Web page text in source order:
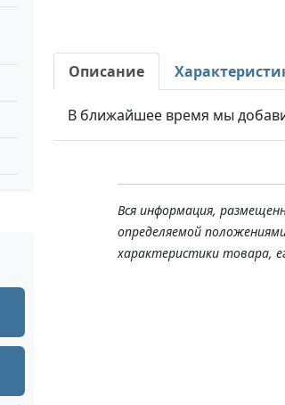
Описание
В ближайшее время мы
Вся информация,
определяемой
характеристики товара,